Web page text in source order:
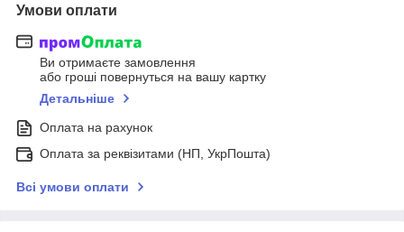
Умови оплати
Ви отримаєте замовлення
або гроші повернуться на вашу картку
Детальніше
Оплата на рахунок
Оплата за реквізитами (НП, УкрПошта)
Всі умови оплати